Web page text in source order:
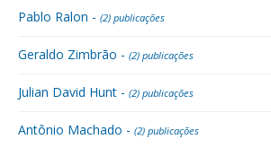
Pablo Ralon - (2) publicações
Geraldo Zimbrão - (2) publicações
Julian David Hunt - (2) publicações
Antônio Machado - (2) publicações